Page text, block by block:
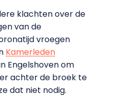
klachten over de
van de
vroegen
Kamerleden
Engelshoven om
achter de broek te
dat niet nodig.